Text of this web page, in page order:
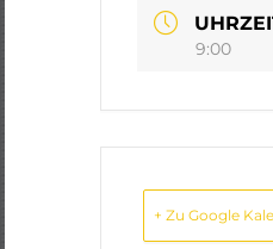
9:00
+ Zu Google